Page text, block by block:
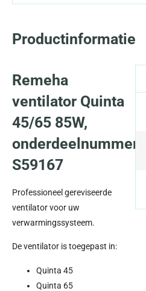
Productinformatie
Remeha
ventilator Quinta
45/65 85W,
onderdeelnummer
S59167
Professioneel gereviseerde
ventilator voor uw
verwarmingssysteem.
De ventilator is toegepast in:
Quinta 45
Quinta 65